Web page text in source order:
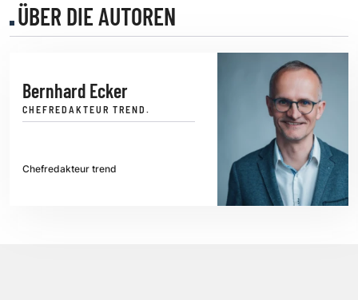
ÜBER DIE AUTOREN
Bernhard Ecker
CHEFREDAKTEUR TREND.
Chefredakteur trend